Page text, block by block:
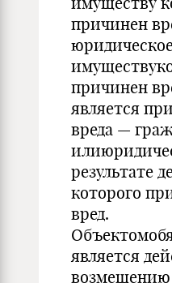
причинен
причинен
является
вреда —
результате
которого
вред.
является
возмещению